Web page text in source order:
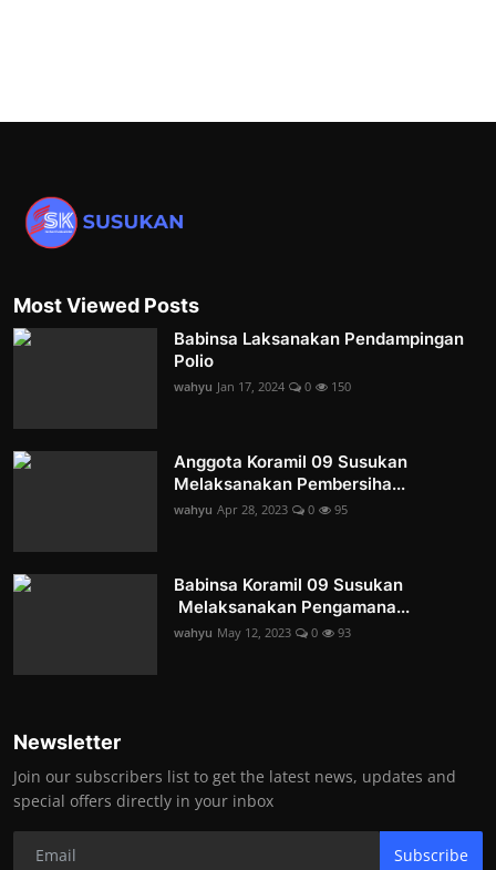
Most Viewed Posts
Babinsa Laksanakan Pendampingan
Polio
wahyu Jan 17, 2024 0 150
Anggota Koramil 09 Susukan
Melaksanakan Pembersiha...
wahyu Apr 28, 2023 0 95
Babinsa Koramil 09 Susukan
Melaksanakan Pengamana...
wahyu May 12, 2023 0 93
Newsletter
Join our subscribers list to get the latest news, updates and
special offers directly in your inbox
Subscribe